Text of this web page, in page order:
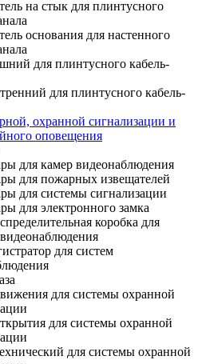
на стык для плинтусного
основания для настенного
для плинтусного кабель-
для плинтусного кабель-
охранной сигнализации и
оповещения
для камер видеонаблюдения
для пожарных извещателей
для системы сигнализации
для электронного замка
коробка для
для систем
для системы охранной
для системы охранной
для системы охранной